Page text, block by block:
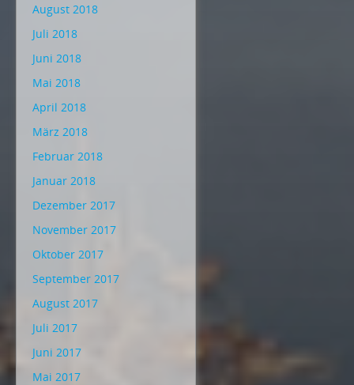
August 2018
Juli 2018
Juni 2018
Mai 2018
April 2018
März 2018
Februar 2018
Januar 2018
Dezember 2017
November 2017
Oktober 2017
September 2017
August 2017
Juli 2017
Juni 2017
Mai 2017